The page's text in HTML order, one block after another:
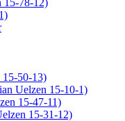
15-78-12)
50-13)
Uelzen 15-10-1)
15-47-11)
15-31-12)